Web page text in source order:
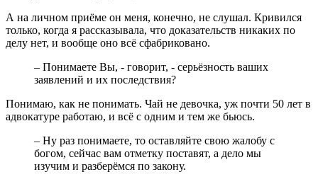
А на личном приёме он меня, конечно, не слушал. Кривился
только, когда я рассказывала, что доказательств никаких по
делу нет, и вообще оно всё сфабриковано.
– Понимаете Вы, - говорит, - серьёзность ваших
заявлений и их последствия?
Понимаю, как не понимать. Чай не девочка, уж почти 50 лет в
адвокатуре работаю, и всё с одним и тем же бьюсь.
– Ну раз понимаете, то оставляйте свою жалобу с
богом, сейчас вам отметку поставят, а дело мы
изучим и разберёмся по закону.